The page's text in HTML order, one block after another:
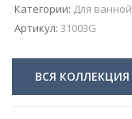
Категории: Для ванной
Артикул: 31003G
ВСЯ КОЛЛЕКЦИЯ